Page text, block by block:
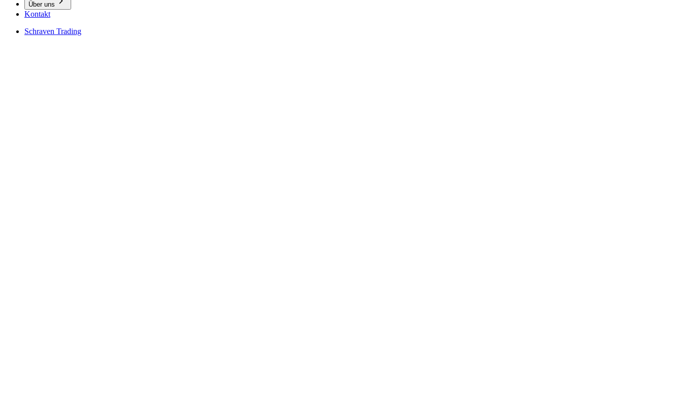
Über uns
Kontakt
Schraven Trading